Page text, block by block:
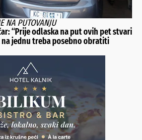
NA PUTOVANJU
“Prije odlaska na put ovih pet stvari
jednu treba posebno obratiti